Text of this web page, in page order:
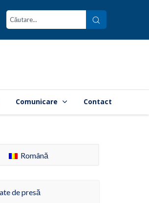
Comunicare Contact
Română
de presă